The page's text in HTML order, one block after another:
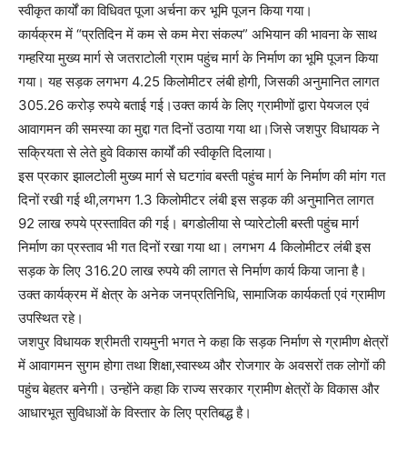
स्वीकृत कार्यों का विधिवत पूजा अर्चना कर भूमि पूजन किया गया।
कार्यक्रम में “प्रतिदिन में कम से कम मेरा संकल्प” अभियान की भावना के साथ
गम्हरिया मुख्य मार्ग से जतराटोली ग्राम पहुंच मार्ग के निर्माण का भूमि पूजन किया
गया। यह सड़क लगभग 4.25 किलोमीटर लंबी होगी, जिसकी अनुमानित लागत
305.26 करोड़ रुपये बताई गई।उक्त कार्य के लिए ग्रामीणों द्वारा पेयजल एवं
आवागमन की समस्या का मुद्दा गत दिनों उठाया गया था।जिसे जशपुर विधायक ने
सक्रियता से लेते हुवे विकास कार्यों की स्वीकृति दिलाया।
इस प्रकार झालटोली मुख्य मार्ग से घटगांव बस्ती पहुंच मार्ग के निर्माण की मांग गत
दिनों रखी गई थी,लगभग 1.3 किलोमीटर लंबी इस सड़क की अनुमानित लागत
92 लाख रुपये प्रस्तावित की गई। बगडोलीया से प्यारेटोली बस्ती पहुंच मार्ग
निर्माण का प्रस्ताव भी गत दिनों रखा गया था। लगभग 4 किलोमीटर लंबी इस
सड़क के लिए 316.20 लाख रुपये की लागत से निर्माण कार्य किया जाना है।
उक्त कार्यक्रम में क्षेत्र के अनेक जनप्रतिनिधि, सामाजिक कार्यकर्ता एवं ग्रामीण
उपस्थित रहे।
जशपुर विधायक श्रीमती रायमुनी भगत ने कहा कि सड़क निर्माण से ग्रामीण क्षेत्रों
में आवागमन सुगम होगा तथा शिक्षा,स्वास्थ्य और रोजगार के अवसरों तक लोगों की
पहुंच बेहतर बनेगी। उन्होंने कहा कि राज्य सरकार ग्रामीण क्षेत्रों के विकास और
आधारभूत सुविधाओं के विस्तार के लिए प्रतिबद्ध है।